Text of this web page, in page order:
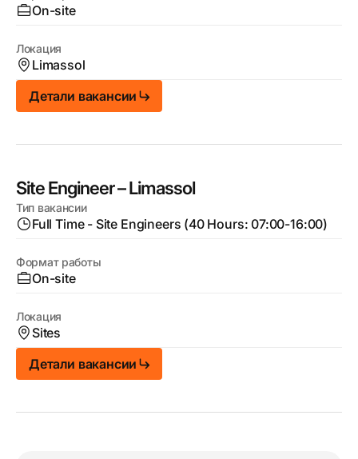
On-site
Локация
Limassol
Детали вакансии
Site Engineer – Limassol
Тип вакансии
Full Time - Site Engineers (40 Hours: 07:00-16:00)
Формат работы
On-site
Локация
Sites
Детали вакансии